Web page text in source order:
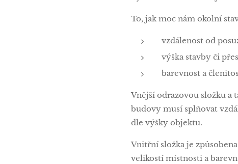
To, jak moc nám okolní
vzdálenost od
výška stavby či
barevnost a
Vnější odrazovou složku a
budovy musí splňovat
dle výšky objektu.
Vnitřní složka je
velikostí místnosti a